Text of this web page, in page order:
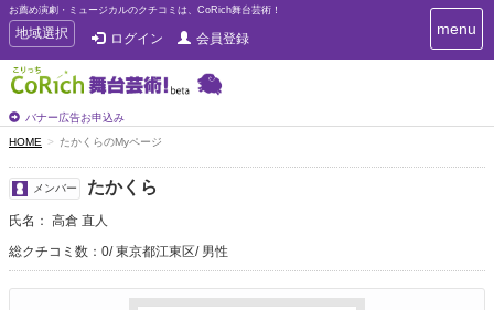
お薦め演劇・ミュージカルのクチコミは、CoRich舞台芸術！
T
o
g
g
e
n
a
v
i
g
t
i
地域選択 ログイン 会員登録
バナー広告お申込み
T
o
a
t
menu
HOME たかくらのMyページ
メンバー たかくら
氏名： 高倉 直人
総クチコミ数：0 東京都江東区 男性